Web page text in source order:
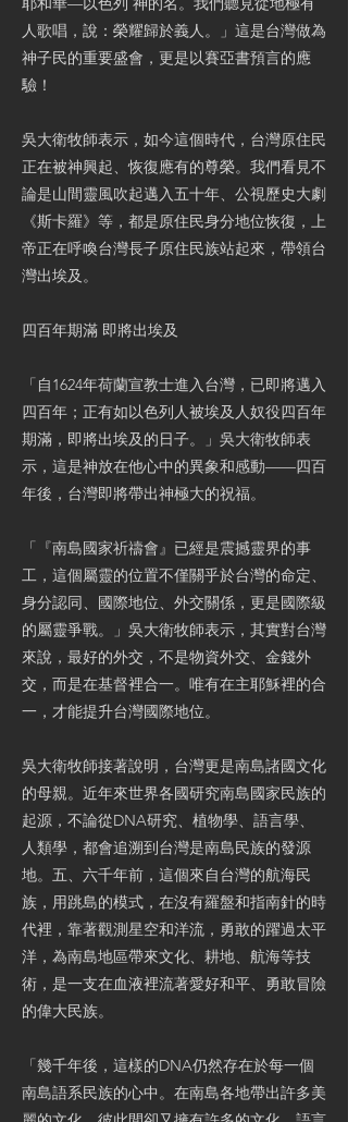
人歌唱，說：榮耀歸於義人。」這是台灣做為
神子民的重要盛會，更是以賽亞書預言的應
驗！
吳大衛牧師表示，如今這個時代，台灣原住民
正在被神興起、恢復應有的尊榮。我們看見不
論是山間靈風吹起邁入五十年、公視歷史大劇
《斯卡羅》等，都是原住民身分地位恢復，上
帝正在呼喚台灣長子原住民族站起來，帶領台
灣出埃及。
四百年期滿 即將出埃及
「自1624年荷蘭宣教士進入台灣，已即將邁入
四百年；正有如以色列人被埃及人奴役四百年
期滿，即將出埃及的日子。」吳大衛牧師表
示，這是神放在他心中的異象和感動——四百
年後，台灣即將帶出神極大的祝福。
「『南島國家祈禱會』已經是震撼靈界的事
工，這個屬靈的位置不僅關乎於台灣的命定、
身分認同、國際地位、外交關係，更是國際級
的屬靈爭戰。」吳大衛牧師表示，其實對台灣
來說，最好的外交，不是物資外交、金錢外
交，而是在基督裡合一。唯有在主耶穌裡的合
一，才能提升台灣國際地位。
吳大衛牧師接著說明，台灣更是南島諸國文化
的母親。近年來世界各國研究南島國家民族的
起源，不論從DNA研究、植物學、語言學、
人類學，都會追溯到台灣是南島民族的發源
地。五、六千年前，這個來自台灣的航海民
族，用跳島的模式，在沒有羅盤和指南針的時
代裡，靠著觀測星空和洋流，勇敢的躍過太平
洋，為南島地區帶來文化、耕地、航海等技
術，是一支在血液裡流著愛好和平、勇敢冒險
的偉大民族。
「幾千年後，這樣的DNA仍然存在於每一個
南島語系民族的心中。在南島各地帶出許多美